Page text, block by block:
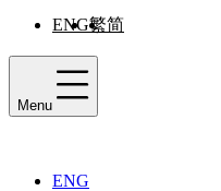
ENG繁简
Menu
ENG